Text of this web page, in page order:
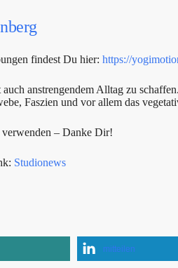
findest Du hier: https://
anstrengendem Alltag zu
Faszien und vor allem das
– Danke Dir!
Studionews
mitteilen